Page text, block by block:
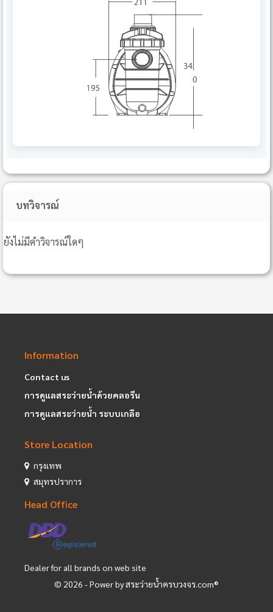
บทวิจารณ์
ยังไม่มีคำวิจารณ์ใดๆ
Information
Contact us
การดูแลสระว่ายน้ำด้วยคลอรีน
การดูแลสระว่ายน้ำ ระบบเกลือ
Store Location
กรุงเทพ
สมุทรปราการ
Head Office
Dealer for all brands on web site
© 2026 - Power by สระว่ายน้ำครบวงจร.com®